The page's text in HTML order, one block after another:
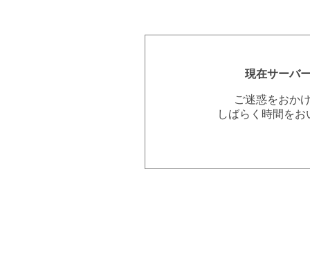
現在サーバ
ご迷惑をおか
しばらく時間を